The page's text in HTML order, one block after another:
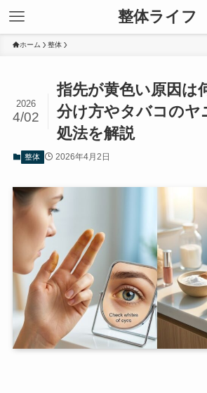
整体ライフ
ホーム 整体
指先が黄色い原因は
分け方やタバコのヤ
処法を解説
2026
4/02
整体 2026年4月2日